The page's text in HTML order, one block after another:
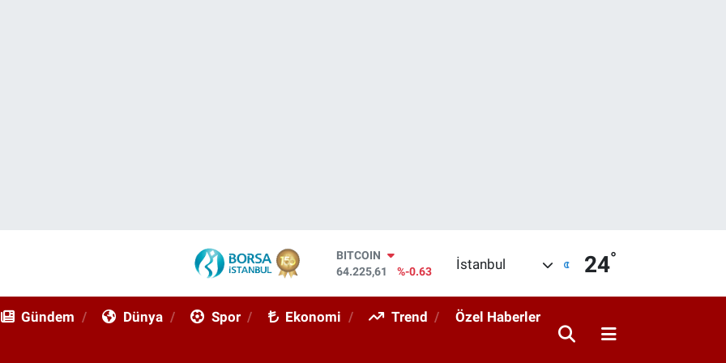
DOLAR
47,6704
%0
STERLİN
İstanbul 24°
Gündem Dünya Spor Ekonomi Trend Özel Haberler